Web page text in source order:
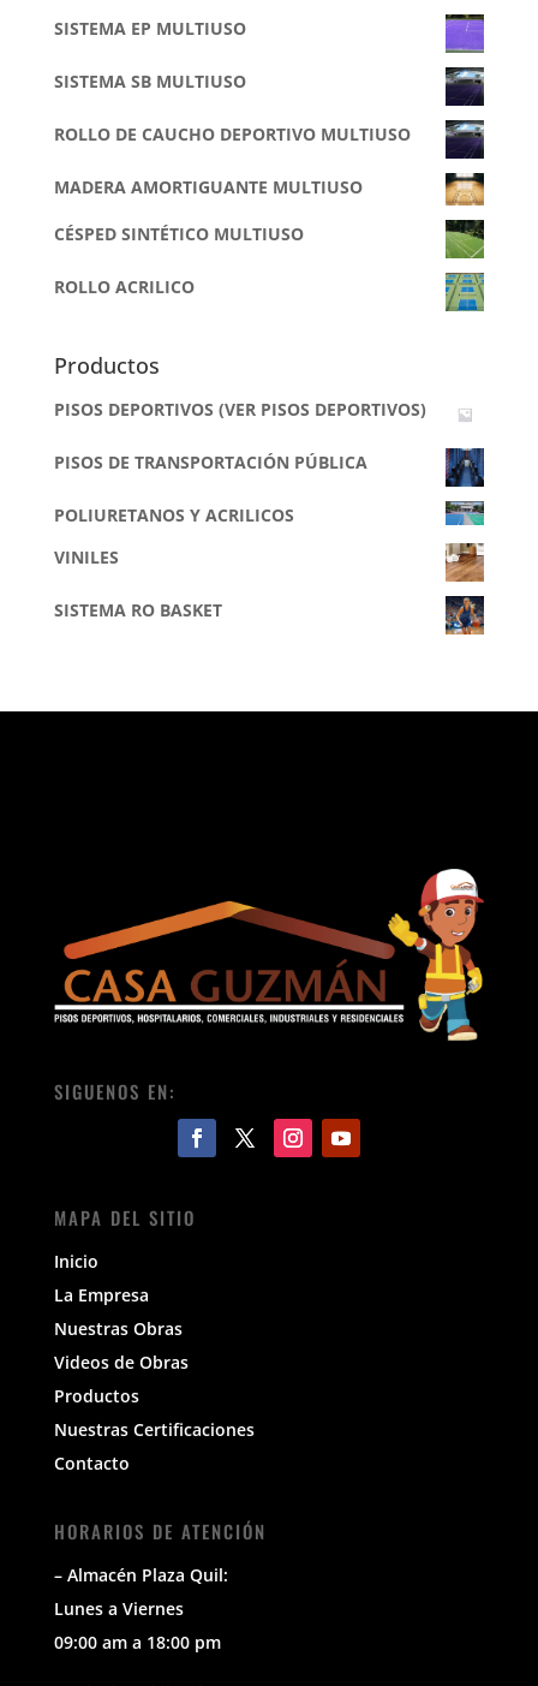
SISTEMA EP MULTIUSO
SISTEMA SB MULTIUSO
ROLLO DE CAUCHO DEPORTIVO MULTIUSO
MADERA AMORTIGUANTE MULTIUSO
CÉSPED SINTÉTICO MULTIUSO
ROLLO ACRILICO
Productos
PISOS DEPORTIVOS (VER PISOS DEPORTIVOS)
PISOS DE TRANSPORTACIÓN PÚBLICA
POLIURETANOS Y ACRILICOS
VINILES
SISTEMA RO BASKET
SIGUENOS EN:
MAPA DEL SITIO
Inicio
La Empresa
Nuestras Obras
Videos de Obras
Productos
Nuestras Certificaciones
Contacto
HORARIOS DE ATENCIÓN
– Almacén Plaza Quil:
Lunes a Viernes
09:00 am a 18:00 pm